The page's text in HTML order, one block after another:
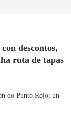
descontos,
ruta de tapas
do Punto Rojo; un